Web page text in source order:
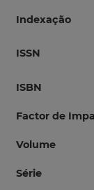
Indexação
ISSN
ISBN
Factor de
Volume
Série